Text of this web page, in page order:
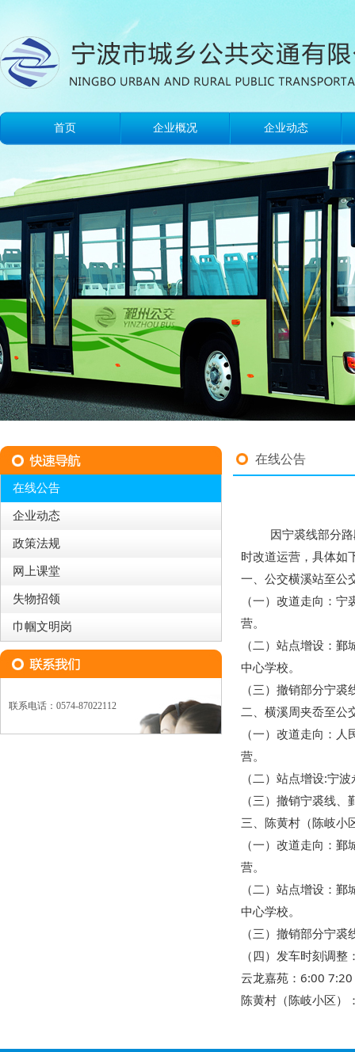
首页 企业概况 企业动态
在线公告
企业动态
政策法规
网上课堂
失物招领
巾帼文明岗
联系电话：0574-87022112
在线公告
因宁裘线部分
时改道运营，具体如
一、公交横溪站至公
（一）改道走向：
营。
（二）站点增设：
中心学校。
（三）撤销部分宁
二、横溪周夹岙至公
（一）改道走向：
营。
（二）站点增设:宁
（三）撤销宁裘线
三、陈黄村（陈岐小
（一）改道走向：
营。
（二）站点增设：
中心学校。
（三）撤销部分宁
（四）发车时刻调整
云龙嘉苑：6:00
陈黄村（陈岐小区